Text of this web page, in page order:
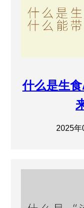
什么是生
2025